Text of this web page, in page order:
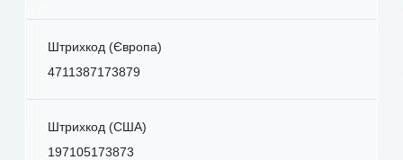
Штрихкод (Європа)
4711387173879
Штрихкод (США)
197105173873